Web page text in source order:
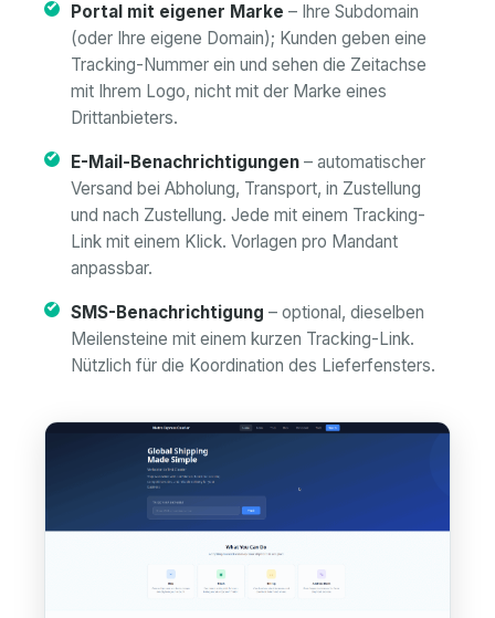
Portal mit eigener Marke – Ihre Subdomain
(oder Ihre eigene Domain); Kunden geben eine
Tracking-Nummer ein und sehen die Zeitachse
mit Ihrem Logo, nicht mit der Marke eines
Drittanbieters.
E-Mail-Benachrichtigungen – automatischer
Versand bei Abholung, Transport, in Zustellung
und nach Zustellung. Jede mit einem Tracking-
Link mit einem Klick. Vorlagen pro Mandant
anpassbar.
SMS-Benachrichtigung – optional, dieselben
Meilensteine mit einem kurzen Tracking-Link.
Nützlich für die Koordination des Lieferfensters.